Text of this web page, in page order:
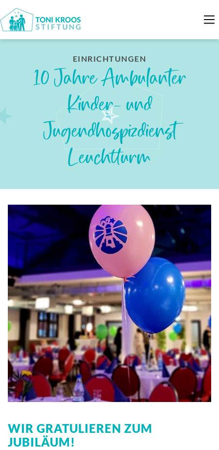
EINRICHTUNGEN
10 Jahre Ambulanter
Kinder- und
Jugendhospizdienst
Leuchtturm
WIR GRATULIEREN ZUM
JUBILÄUM!